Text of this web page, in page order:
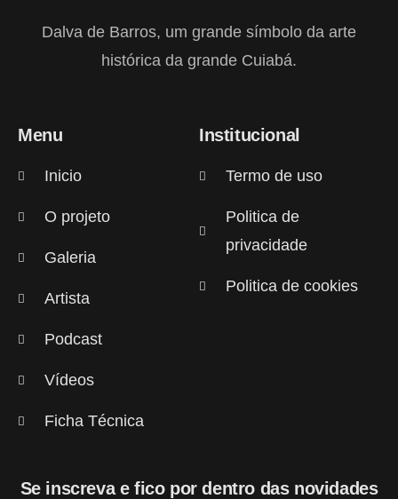
Dalva de Barros, um grande símbolo da arte
histórica da grande Cuiabá.
Menu
Inicio
O projeto
Galeria
Artista
Podcast
Vídeos
Ficha Técnica
Institucional
Termo de uso
Politica de
privacidade
Politica de cookies
Se inscreva e fico por dentro das novidades